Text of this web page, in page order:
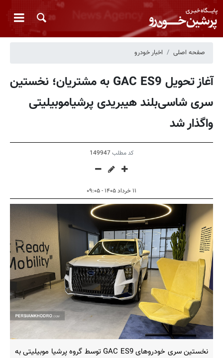
صفحه اصلی اخبار خودرو
آغاز تحویل GAC ES9 به مشتریان؛ نخستین
سری شاسی‌بلند هیبریدی پرشیاموبیلیتی
واگذار شد
کد مطلب 149947
۱۱ خرداد ۱۴۰۵ - ۰۹:۰۵
نخستین سری خودروهای GAC ES9 توسط گروه پرشیا موبیلیتی به